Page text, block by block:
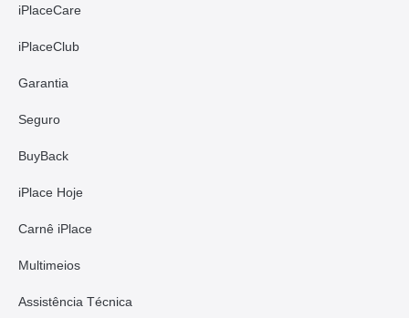
iPlaceCare
iPlaceClub
Garantia
Seguro
BuyBack
iPlace Hoje
Carnê iPlace
Multimeios
Assistência Técnica